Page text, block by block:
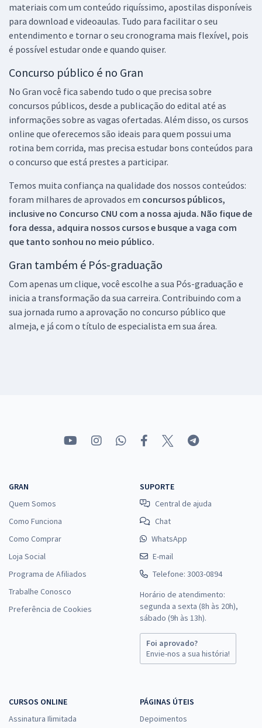
materiais com um conteúdo riquíssimo, apostilas disponíveis
para download e videoaulas. Tudo para facilitar o seu
entendimento e tornar o seu cronograma mais flexível, pois
é possível estudar onde e quando quiser.
Concurso público é no Gran
No Gran você fica sabendo tudo o que precisa sobre
concursos públicos, desde a publicação do edital até as
informações sobre as vagas ofertadas. Além disso, os cursos
online que oferecemos são ideais para quem possui uma
rotina bem corrida, mas precisa estudar bons conteúdos para
o concurso que está prestes a participar.
Temos muita confiança na qualidade dos nossos conteúdos:
foram milhares de aprovados em concursos públicos,
inclusive no Concurso CNU com a nossa ajuda. Não fique de
fora dessa, adquira nossos cursos e busque a vaga com
que tanto sonhou no meio público.
Gran também é Pós-graduação
Com apenas um clique, você escolhe a sua Pós-graduação e
inicia a transformação da sua carreira. Contribuindo com a
sua jornada rumo a aprovação no concurso público que
almeja, e já com o título de especialista em sua área.
GRAN
Quem Somos
Como Funciona
Como Comprar
Loja Social
Programa de Afiliados
Trabalhe Conosco
Preferência de Cookies
SUPORTE
Central de ajuda
Chat
WhatsApp
E-mail
Telefone: 3003-0894
Horário de atendimento:
segunda a sexta (8h às 20h),
sábado (9h às 13h).
Foi aprovado?
Envie-nos a sua história!
CURSOS ONLINE
Assinatura Ilimitada
PÁGINAS ÚTEIS
Depoimentos